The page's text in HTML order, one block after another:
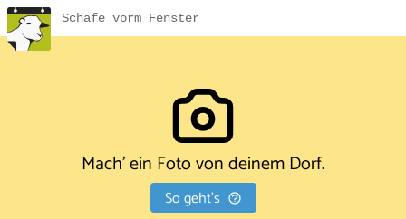
Schafe vorm Fenster
Mach' ein Foto von deinem Dorf.
So geht's